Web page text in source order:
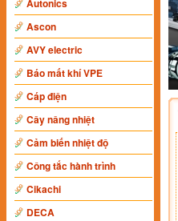
Autonics
Ascon
AVY electric
Báo mất khí VPE
Cáp điện
Cây nâng nhiệt
Cảm biến nhiệt độ
Công tắc hành trình
Cikachi
DECA